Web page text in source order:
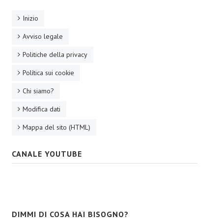
Inizio
Avviso legale
Politiche della privacy
Política sui cookie
Chi siamo?
Modifica dati
Mappa del sito (HTML)
CANALE YOUTUBE
DIMMI DI COSA HAI BISOGNO?